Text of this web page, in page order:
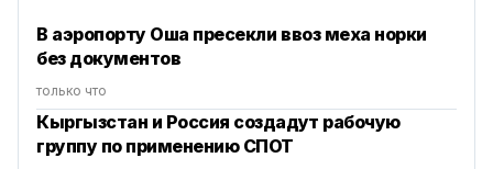
В аэропорту Оша пресекли ввоз меха норки
без документов
только что
Кыргызстан и Россия создадут рабочую
группу по применению СПОТ